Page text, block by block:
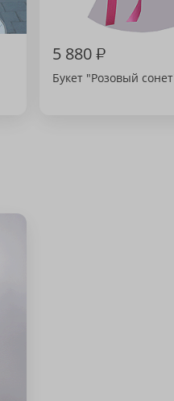
5 880₽
Букет "Розовый